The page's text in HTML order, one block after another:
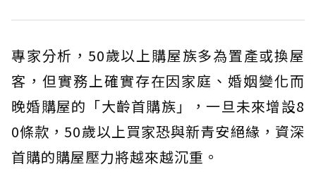
專家分析，50歲以上購屋族多為置產或換屋
客，但實務上確實存在因家庭、婚姻變化而
晚婚購屋的「大齡首購族」，一旦未來增設8
0條款，50歲以上買家恐與新青安絕緣，資深
首購的購屋壓力將越來越沉重。